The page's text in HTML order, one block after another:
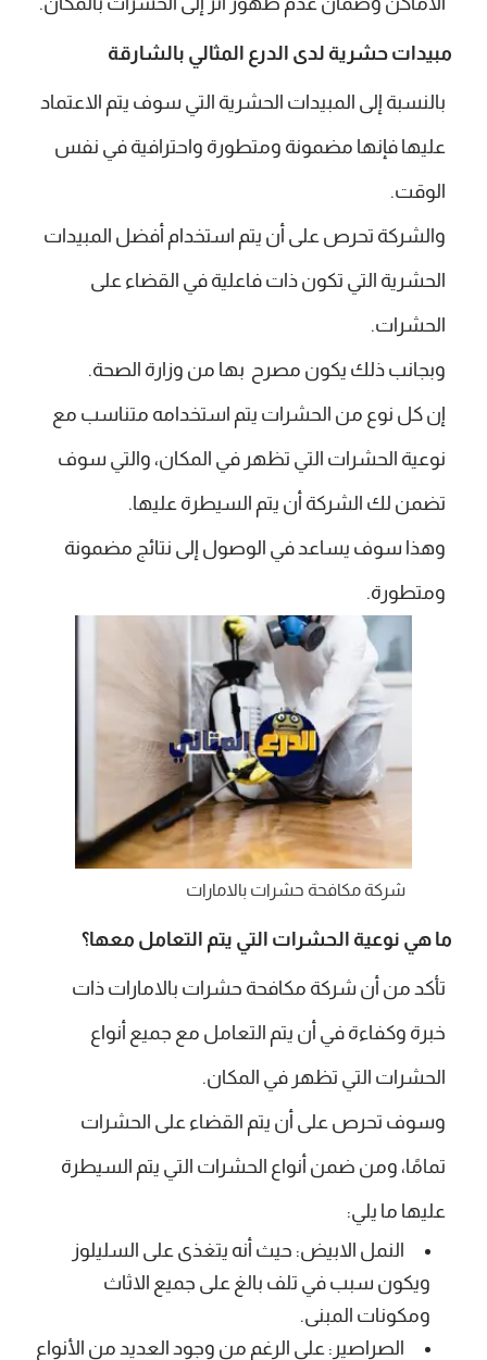
مبيدات حشرية لدى الدرع المثالي بالشارقة
بالنسبة إلى المبيدات الحشرية التي سوف يتم الاعتماد
عليها فإنها مضمونة ومتطورة واحترافية في نفس
الوقت.
والشركة تحرص على أن يتم استخدام أفضل المبيدات
الحشرية التي تكون ذات فاعلية في القضاء على
الحشرات.
وبجانب ذلك يكون مصرح بها من وزارة الصحة.
إن كل نوع من الحشرات يتم استخدامه متناسب مع
نوعية الحشرات التي تظهر في المكان، والتي سوف
تضمن لك الشركة أن يتم السيطرة عليها.
وهذا سوف يساعد في الوصول إلى نتائج مضمونة
ومتطورة.
شركة مكافحة حشرات بالامارات
ما هي نوعية الحشرات التي يتم التعامل معها؟
تأكد من أن شركة مكافحة حشرات بالامارات ذات
خبرة وكفاءة في أن يتم التعامل مع جميع أنواع
الحشرات التي تظهر في المكان.
وسوف تحرص على أن يتم القضاء على الحشرات
تمامًا، ومن ضمن أنواع الحشرات التي يتم السيطرة
عليها ما يلي:
النمل الابيض: حيث أنه يتغذى على السليلوز
ويكون سبب في تلف بالغ على جميع الاثاث
ومكونات المبنى.
الصراصير: على الرغم من وجود العديد من الأنواع